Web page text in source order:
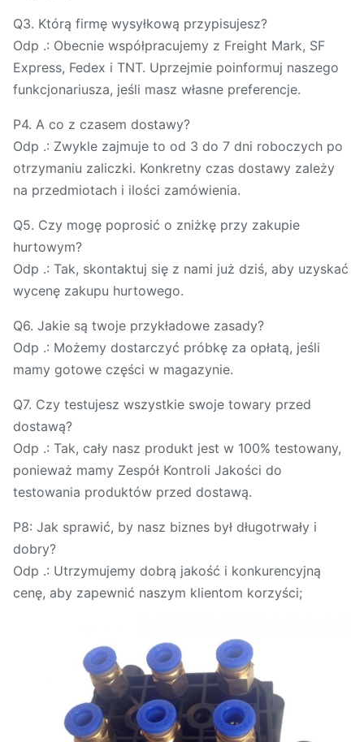
Q3. Którą firmę wysyłkową przypisujesz?
Odp .: Obecnie współpracujemy z Freight Mark, SF
Express, Fedex i TNT. Uprzejmie poinformuj naszego
funkcjonariusza, jeśli masz własne preferencje.
P4. A co z czasem dostawy?
Odp .: Zwykle zajmuje to od 3 do 7 dni roboczych po
otrzymaniu zaliczki. Konkretny czas dostawy zależy
na przedmiotach i ilości zamówienia.
Q5. Czy mogę poprosić o zniżkę przy zakupie
hurtowym?
Odp .: Tak, skontaktuj się z nami już dziś, aby uzyskać
wycenę zakupu hurtowego.
Q6. Jakie są twoje przykładowe zasady?
Odp .: Możemy dostarczyć próbkę za opłatą, jeśli
mamy gotowe części w magazynie.
Q7. Czy testujesz wszystkie swoje towary przed
dostawą?
Odp .: Tak, cały nasz produkt jest w 100% testowany,
ponieważ mamy Zespół Kontroli Jakości do
testowania produktów przed dostawą.
P8: Jak sprawić, by nasz biznes był długotrwały i
dobry?
Odp .: Utrzymujemy dobrą jakość i konkurencyjną
cenę, aby zapewnić naszym klientom korzyści;